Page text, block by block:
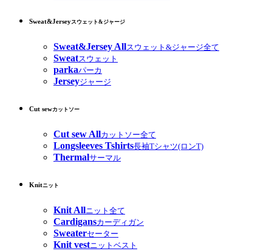
Sweat&Jerseyスウェット&ジャージ
Sweat&Jersey Allスウェット&ジャージ全て
Sweatスウェット
parkaパーカ
Jerseyジャージ
Cut sewカットソー
Cut sew Allカットソー全て
Longsleeves Tshirts長袖Tシャツ(ロンT)
Thermalサーマル
Knitニット
Knit Allニット全て
Cardigansカーディガン
Sweaterセーター
Knit vestニットベスト